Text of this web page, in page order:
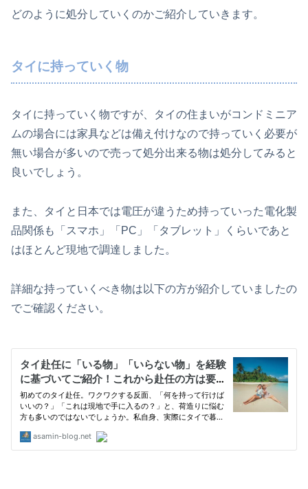
どのように処分していくのかご紹介していきます。
タイに持っていく物
タイに持っていく物ですが、タイの住まいがコンドミニア
ムの場合には家具などは備え付けなので持っていく必要が
無い場合が多いので売って処分出来る物は処分してみると
良いでしょう。
また、タイと日本では電圧が違うため持っていった電化製
品関係も「スマホ」「PC」「タブレット」くらいであと
はほとんど現地で調達しました。
詳細な持っていくべき物は以下の方が紹介していましたの
でご確認ください。